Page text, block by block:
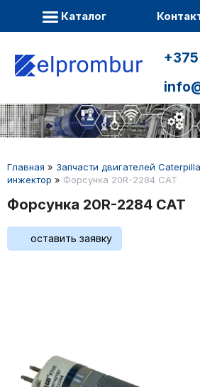
Каталог
Главная » Запчасти двигателей
инжектор » Форсунка 20R-2284 CAT
Форсунка 20R-2284 CAT
оставить заявку